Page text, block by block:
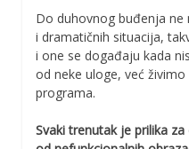
Do duhovnog buđenja ne
i dramatičnih situacija,
i one se događaju kada
od neke uloge, već
programa.
Svaki trenutak je prilika